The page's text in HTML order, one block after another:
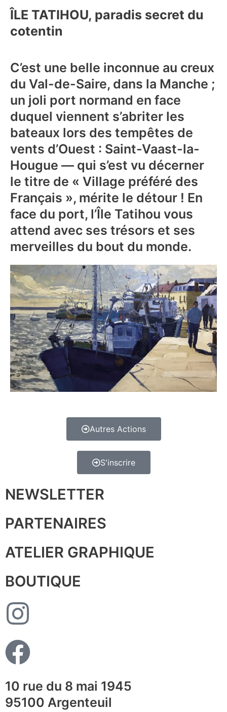
ÎLE TATIHOU, paradis secret du
cotentin
C’est une belle inconnue au creux
du Val-de-Saire, dans la Manche ;
un joli port normand en face
duquel viennent s’abriter les
bateaux lors des tempêtes de
vents d’Ouest : Saint-Vaast-la-
Hougue — qui s’est vu décerner
le titre de « Village préféré des
Français », mérite le détour ! En
face du port, l’Île Tatihou vous
attend avec ses trésors et ses
merveilles du bout du monde.
Autres Actions
S'inscrire
NEWSLETTER
PARTENAIRES
ATELIER GRAPHIQUE
BOUTIQUE
10 rue du 8 mai 1945
95100 Argenteuil